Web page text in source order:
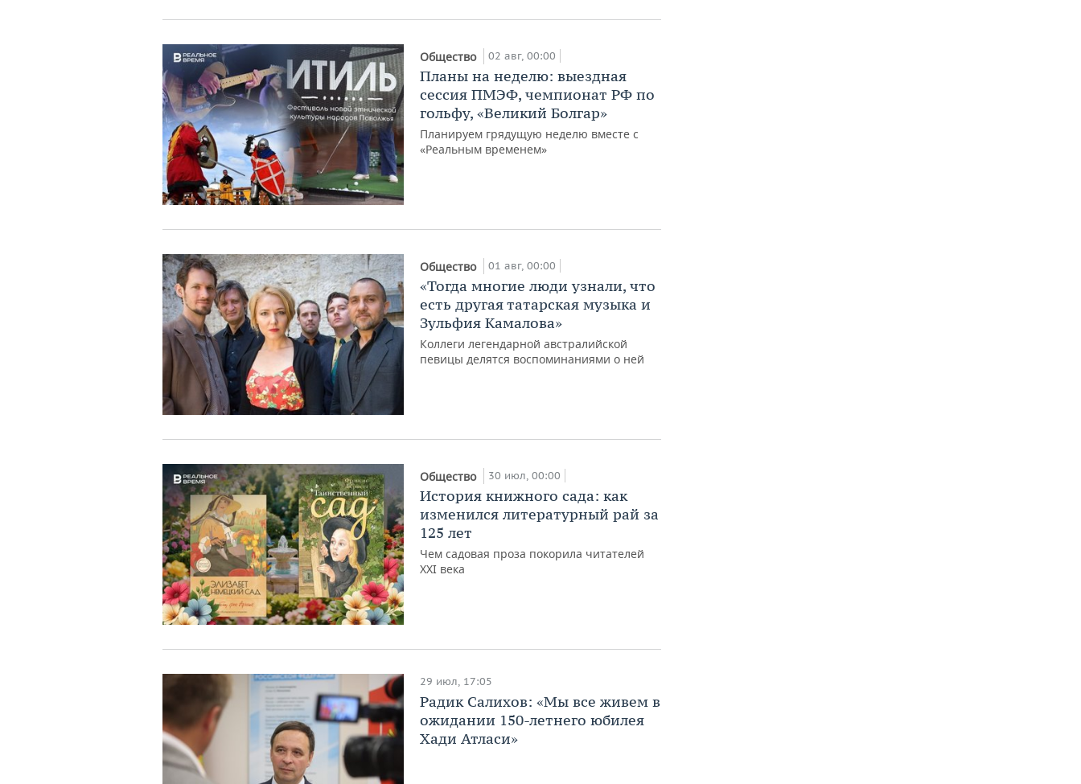
Общество 02 авг, 00:00
Планы на неделю: выездная
сессия ПМЭФ, чемпионат РФ по
гольфу, «Великий Болгар»
Планируем грядущую неделю вместе с
«Реальным временем»
Общество 01 авг, 00:00
«Тогда многие люди узнали, что
есть другая татарская музыка и
Зульфия Камалова»
Коллеги легендарной австралийской
певицы делятся воспоминаниями о ней
Общество 30 июл, 00:00
История книжного сада: как
изменился литературный рай за
125 лет
Чем садовая проза покорила читателей
XXI века
29 июл, 17:05
Радик Салихов: «Мы все живем в
ожидании 150-летнего юбилея
Хади Атласи»